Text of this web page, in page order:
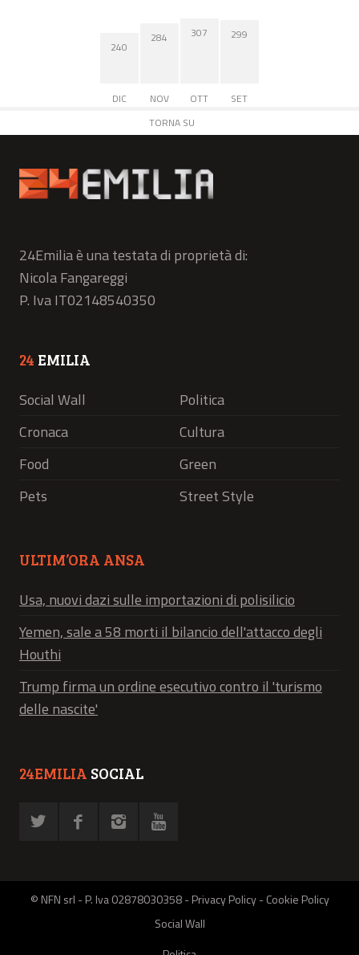
240
DIC
284
NOV
307
OTT
299
SET
TORNA SU
24Emilia è una testata di proprietà di:
Nicola Fangareggi
P. Iva IT02148540350
24 EMILIA
Social Wall
Politica
Cronaca
Cultura
Food
Green
Pets
Street Style
ULTIM’ORA ANSA
Usa, nuovi dazi sulle importazioni di polisilicio
Yemen, sale a 58 morti il bilancio dell'attacco degli
Houthi
Trump firma un ordine esecutivo contro il 'turismo
delle nascite'
24EMILIA SOCIAL
© NFN srl - P. Iva 02878030358 -Privacy Policy-Cookie Policy
Social Wall